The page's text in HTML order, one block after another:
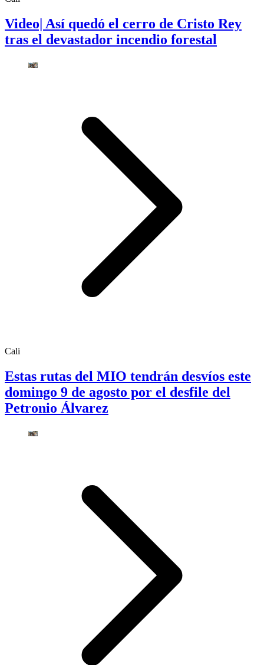
Video| Así quedó el cerro de Cristo Rey
tras el devastador incendio forestal
Cali
Estas rutas del MIO tendrán desvíos este
domingo 9 de agosto por el desfile del
Petronio Álvarez